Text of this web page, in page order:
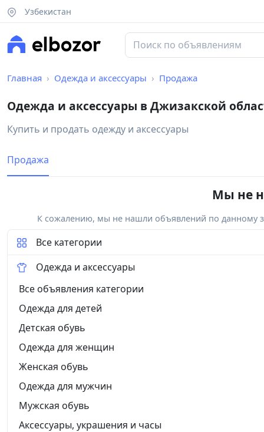
Узбекистан
Главная Одежда и аксессуары Продажа
Одежда и аксессуары в Джизакской
Купить и продать одежду и аксессуары
Продажа
Мы не
К сожалению, мы не нашли объявлений по данному
Все категории
Одежда и аксессуары
Все объявления категории
Одежда для детей
Детская обувь
Одежда для женщин
Женская обувь
Одежда для мужчин
Мужская обувь
Аксессуары, украшения и часы